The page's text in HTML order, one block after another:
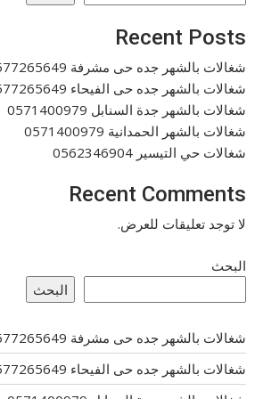
Recent Posts
شغالات بالشهر جده حى مشرفة 0577265649
شغالات بالشهر جده حى الفيحاء 0577265649
شغالات بالشهر جدة السنابل 0571400979
شغالات بالشهر الحمدانية 0571400979
شغالات حي التيسير 0562346904
Recent Comments
لا توجد تعليقات للعرض.
البحث
البحث
شغالات بالشهر جده حى مشرفة 0577265649
شغالات بالشهر جده حى الفيحاء 0577265649